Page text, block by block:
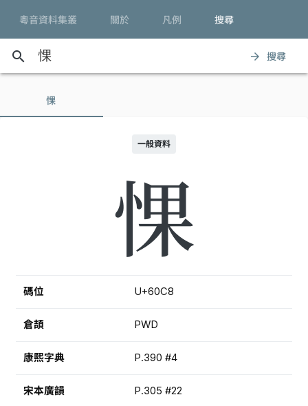
粵音資料集叢 關於 凡例 搜尋
search arrow_forward 搜尋
惈
一般資料
惈
碼位 U+60C8
倉頡 PWD
康熙字典 P.390 #4
宋本廣韻 P.305 #22